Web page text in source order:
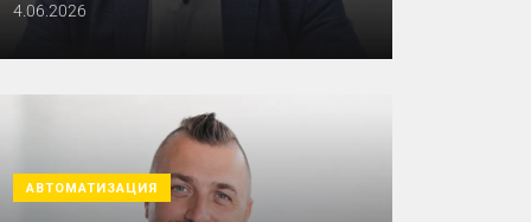
4.06.2026
АВТОМАТИЗАЦИЯ